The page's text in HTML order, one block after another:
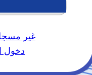
غير
دخول